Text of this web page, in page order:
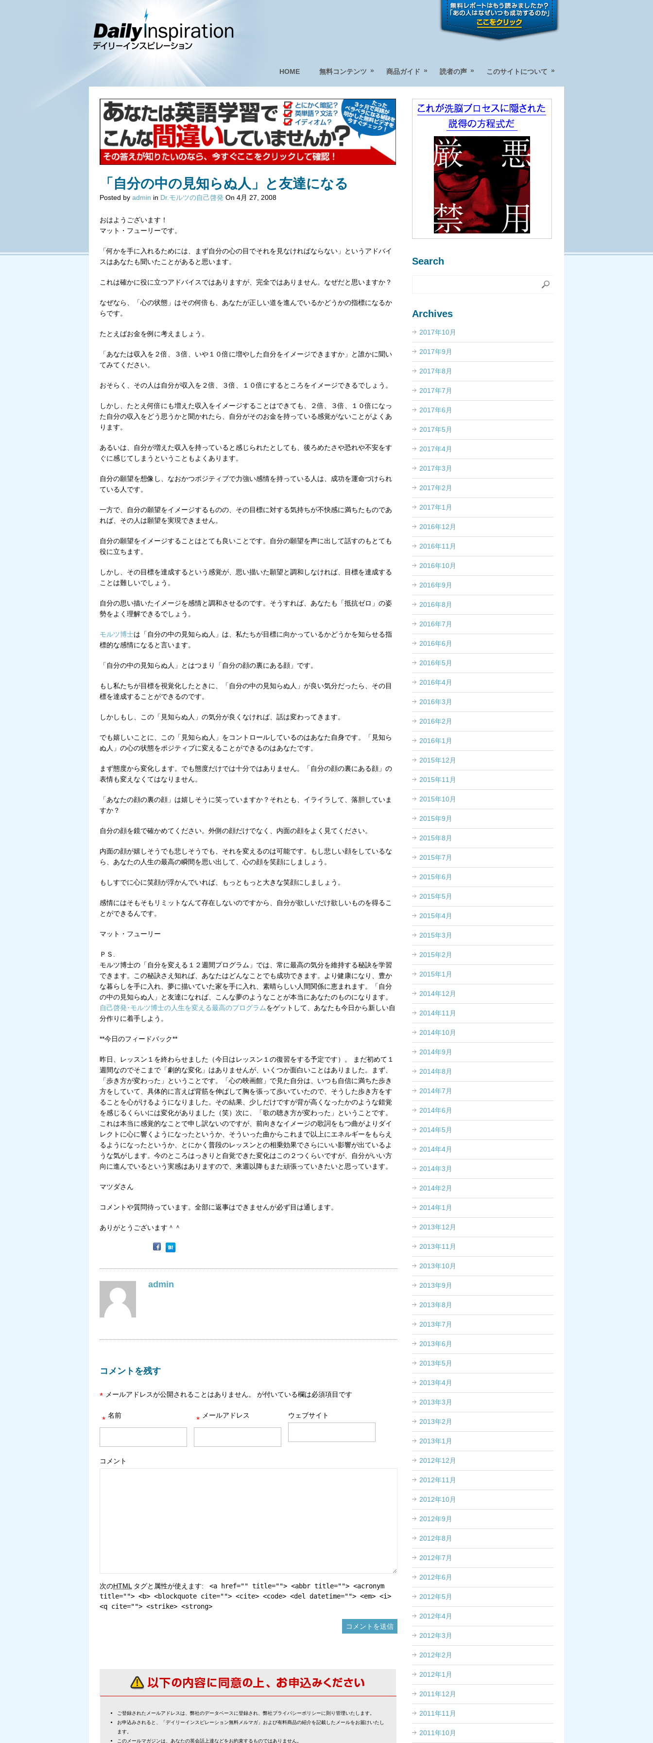
HOME 無料コンテンツ » 商品ガイド » 読者の声 » このサイトについて »
「自分の中の見知らぬ人」と友達になる
Posted by admin in Dr.モルツの自己啓発 On 4月 27, 2008
おはようございます！
マット・フューリーです。
「何かを手に入れるためには、まず自分の心の目でそれを見なければならない」というアドバイ
スはあなたも聞いたことがあると思います。
これは確かに役に立つアドバイスではありますが、完全ではありません。なぜだと思いますか？
なぜなら、「心の状態」はその何倍も、あなたが正しい道を進んでいるかどうかの指標になるか
らです。
たとえばお金を例に考えましょう。
「あなたは収入を２倍、３倍、いや１０倍に増やした自分をイメージできますか」と誰かに聞い
てみてください。
おそらく、その人は自分が収入を２倍、３倍、１０倍にするところをイメージできるでしょう。
しかし、たとえ何倍にも増えた収入をイメージすることはできても、２倍、３倍、１０倍になっ
た自分の収入をどう思うかと聞かれたら、自分がそのお金を持っている感覚がないことがよくあ
ります。
あるいは、自分が増えた収入を持っていると感じられたとしても、後ろめたさや恐れや不安をす
ぐに感じてしまうということもよくあります。
自分の願望を想像し、なおかつポジティブで力強い感情を持っている人は、成功を運命づけられ
ている人です。
一方で、自分の願望をイメージするものの、その目標に対する気持ちが不快感に満ちたものであ
れば、その人は願望を実現できません。
自分の願望をイメージすることはとても良いことです。自分の願望を声に出して話すのもとても
役に立ちます。
しかし、その目標を達成するという感覚が、思い描いた願望と調和しなければ、目標を達成する
ことは難しいでしょう。
自分の思い描いたイメージを感情と調和させるのです。そうすれば、あなたも「抵抗ゼロ」の姿
勢をよく理解できるでしょう。
モルツ博士は「自分の中の見知らぬ人」は、私たちが目標に向かっているかどうかを知らせる指
標的な感情になると言います。
「自分の中の見知らぬ人」とはつまり「自分の顔の裏にある顔」です。
もし私たちが目標を視覚化したときに、「自分の中の見知らぬ人」が良い気分だったら、その目
標を達成することができるのです。
しかしもし、この「見知らぬ人」の気分が良くなければ、話は変わってきます。
でも嬉しいことに、この「見知らぬ人」をコントロールしているのはあなた自身です。「見知ら
ぬ人」の心の状態をポジティブに変えることができるのはあなたです。
まず態度から変化します。でも態度だけでは十分ではありません。「自分の顔の裏にある顔」の
表情も変えなくてはなりません。
「あなたの顔の裏の顔」は嬉しそうに笑っていますか？それとも、イライラして、落胆していま
すか？
自分の顔を鏡で確かめてください。外側の顔だけでなく、内面の顔をよく見てください。
内面の顔が嬉しそうでも悲しそうでも、それを変えるのは可能です。もし悲しい顔をしているな
ら、あなたの人生の最高の瞬間を思い出して、心の顔を笑顔にしましょう。
もしすでに心に笑顔が浮かんでいれば、もっともっと大きな笑顔にしましょう。
感情にはそもそもリミットなんて存在しないのですから、自分が欲しいだけ欲しいものを得るこ
とができるんです。
マット・フューリー
ＰＳ.
モルツ博士の「自分を変える１２週間プログラム」では、常に最高の気分を維持する秘訣を学習
できます。この秘訣さえ知れば、あなたはどんなことでも成功できます。より健康になり、豊か
な暮らしを手に入れ、夢に描いていた家を手に入れ、素晴らしい人間関係に恵まれます。「自分
の中の見知らぬ人」と友達になれば、こんな夢のようなことが本当にあなたのものになります。
自己啓発･モルツ博士の人生を変える最高のプログラムをゲットして、あなたも今日から新しい自
分作りに着手しよう。
**今日のフィードバック**
昨日、レッスン１を終わらせました（今日はレッスン１の復習をする予定です）。 まだ初めて１
週間なのでそこまで「劇的な変化」はありませんが、いくつか面白いことはありました。まず、
「歩き方が変わった」ということです。「心の映画館」で見た自分は、いつも自信に満ちた歩き
方をしていて、具体的に言えば背筋を伸ばして胸を張って歩いていたので、そうした歩き方をす
ることを心がけるようになりました。その結果、少しだけですが背が高くなったかのような錯覚
を感じるくらいには変化がありました（笑）次に、「歌の聴き方が変わった」ということです。
これは本当に感覚的なことで申し訳ないのですが、前向きなイメージの歌詞をもつ曲がよりダイ
レクトに心に響くようになったというか、そういった曲からこれまで以上にエネルギーをもらえ
るようになったというか、とにかく普段のレッスンとの相乗効果でさらにいい影響が出ているよ
うな気がします。今のところはっきりと自覚できた変化はこの２つくらいですが、自分がいい方
向に進んでいるという実感はありますので、来週以降もまた頑張っていきたいと思っています。
マツダさん
コメントや質問待っています。全部に返事はできませんが必ず目は通します。
ありがとうございます＾＾
admin
コメントを残す
メールアドレスが公開されることはありません。
* が付いている欄は必須項目です
名前
* メールアドレス
* ウェブサイト
コメント
次のHTML タグと属性が使えます:
<a href="" title=""> <abbr title=""> <acronym
title=""> <b> <blockquote cite=""> <cite> <code> <del datetime=""> <em> <i>
<q cite=""> <strike> <strong>
ご登録されたメールアドレスは、弊社のデータベースに登録され、弊社プライバシーポリシーに則り管理いたします。
お申込みされると、「デイリーインスピレーション無料メルマガ」および有料商品の紹介を記載したメールをお届けいたし
ます。
このメールマガジンは、あなたの英会話上達などをお約束するものではありません。
Search
Archives
2017年10月
2017年9月
2017年8月
2017年7月
2017年6月
2017年5月
2017年4月
2017年3月
2017年2月
2017年1月
2016年12月
2016年11月
2016年10月
2016年9月
2016年8月
2016年7月
2016年6月
2016年5月
2016年4月
2016年3月
2016年2月
2016年1月
2015年12月
2015年11月
2015年10月
2015年9月
2015年8月
2015年7月
2015年6月
2015年5月
2015年4月
2015年3月
2015年2月
2015年1月
2014年12月
2014年11月
2014年10月
2014年9月
2014年8月
2014年7月
2014年6月
2014年5月
2014年4月
2014年3月
2014年2月
2014年1月
2013年12月
2013年11月
2013年10月
2013年9月
2013年8月
2013年7月
2013年6月
2013年5月
2013年4月
2013年3月
2013年2月
2013年1月
2012年12月
2012年11月
2012年10月
2012年9月
2012年8月
2012年7月
2012年6月
2012年5月
2012年4月
2012年3月
2012年2月
2012年1月
2011年12月
2011年11月
2011年10月